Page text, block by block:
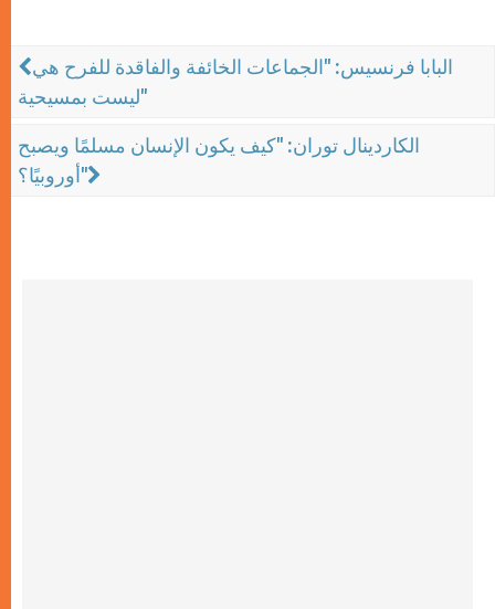
البابا فرنسيس: "الجماعات الخائفة والفاقدة للفرح هي
ليست بمسيحية"
الكاردينال توران: "كيف يكون الإنسان مسلمًا ويصبح
أوروبيًا؟"